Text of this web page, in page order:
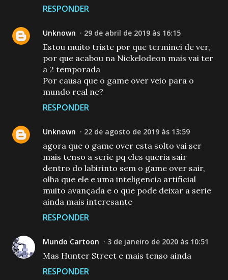
RESPONDER
Unknown 29 de abril de 2019 às 16:15
Estou muito triste por que terminei de ver,
por que acabou na Nickelodeon mais vai ter
a 2 temporada
Por causa que o game over veio para o
mundo real ne?
RESPONDER
Unknown 22 de agosto de 2019 às 13:59
agora que o game over esta solto vai ser
mais tenso a serie pq eles queria sair
dentro do labirinto sem o game over sair,
olha que ele e uma inteligencia artificial
muito avançada e o que pode deixar a serie
ainda mais interesante
RESPONDER
Mundo Cartoon 3 de janeiro de 2020 às 10:51
Mas Hunter Street e mais tenso ainda
RESPONDER